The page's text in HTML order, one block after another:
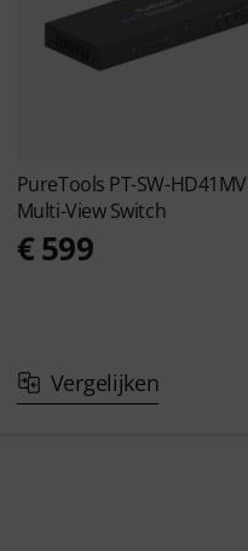
PureTools PT-SW-HD41MV
Multi-View Switch
€ 599
Vergelijken